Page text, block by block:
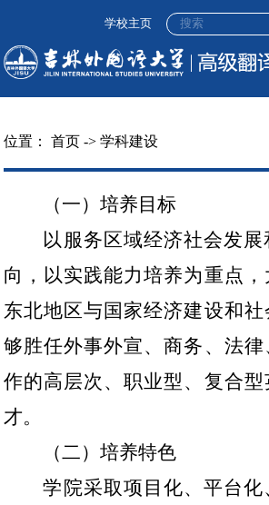
学校主页
位置：首页 ->学科建设
（一）培养目标
以服务区域经济社会发
向，以实践能力培养为重点
东北地区与国家经济建设和
够胜任外事外宣、商务、法
作的高层次、职业型、复合型
才。
（二）培养特色
学院采取项目化、平台